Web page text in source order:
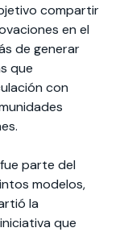
compartir
en el
de generar
que
con
parte del
modelos,
la
que